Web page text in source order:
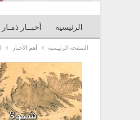
الرئيسية أخبــار ذمـار
الصفحة الرئيسية أهم الأخبار